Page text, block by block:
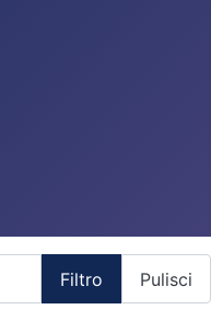
Filtro Pulisci